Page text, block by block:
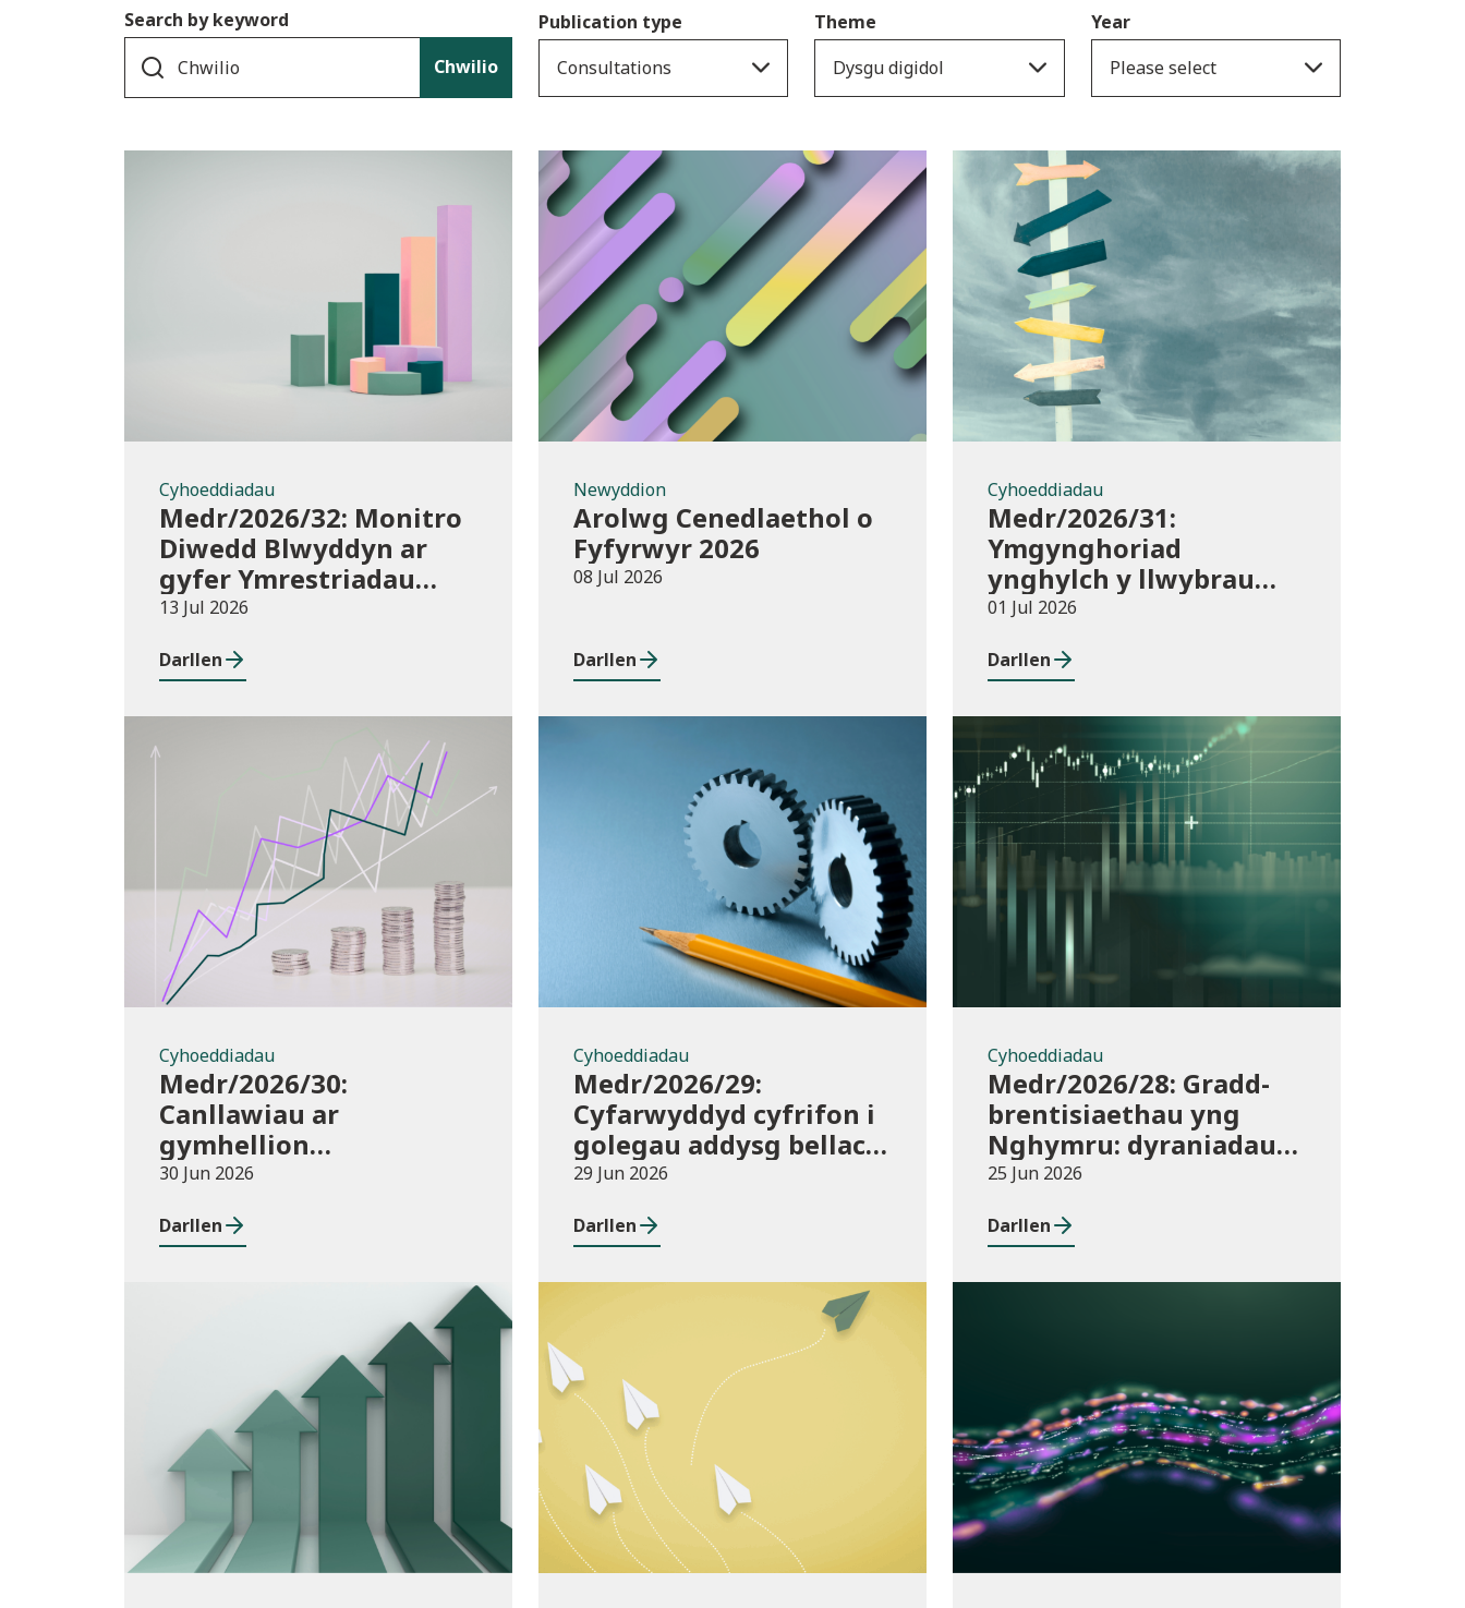
Search by keyword
Chwilio
Publication type
Consultations
Theme
Dysgu digidol
Year
Please select
Cyhoeddiadau
Cyhoeddiadau
Medr/2026/32: Monitro
Diwedd Blwyddyn ar
gyfer Ymrestriadau
Addysg Uwch 2025/26
13 Jul 2026
Darllen
Newyddion
Newyddion
Arolwg Cenedlaethol o
Fyfyrwyr 2026
08 Jul 2026
Darllen
Cyhoeddiadau
Cyhoeddiadau
Medr/2026/31:
Ymgynghoriad
ynghylch y llwybrau
newydd arfaethedig yn
Prentisiaeth Adeiladu a
01 Jul 2026
Darllen
Cyhoeddiadau
Cyhoeddiadau
Medr/2026/30:
Canllawiau ar
gymhellion
hyfforddiant TAR
athrawon yng Nghymru
30 Jun 2026
Darllen
Cyhoeddiadau
Cyhoeddiadau
Medr/2026/29:
Cyfarwyddyd cyfrifon i
golegau addysg bellach
yng Nghymru ar gyfer
29 Jun 2026
Darllen
Cyhoeddiadau
Cyhoeddiadau
Medr/2026/28: Gradd-
brentisiaethau yng
Nghymru: dyraniadau
cyllid ar gyfer blwyddyn
25 Jun 2026
Darllen
Cyhoeddiadau Cyhoeddiadau Cyhoeddiadau